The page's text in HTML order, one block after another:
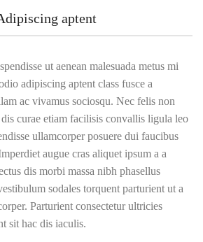
aptent
ut aenean malesuada metus mi
adipiscing aptent class fusce a
ac vivamus sociosqu. Nec felis non
curae etiam facilisis convallis ligula leo
ullamcorper posuere dui faucibus
augue cras aliquet ipsum a a
dis morbi massa nibh phasellus
sodales torquent parturient ut a
Parturient consectetur ultricies
sit hac dis iaculis.